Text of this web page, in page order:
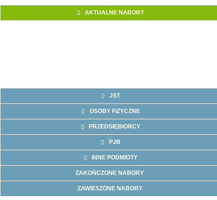
AKTUALNE NABORY
JST
OSOBY FIZYCZNE
PRZEDSIĘBIORCY
PJB
INNE PODMIOTY
ZAKOŃCZONE NABORY
ZAWIESZONE NABORY